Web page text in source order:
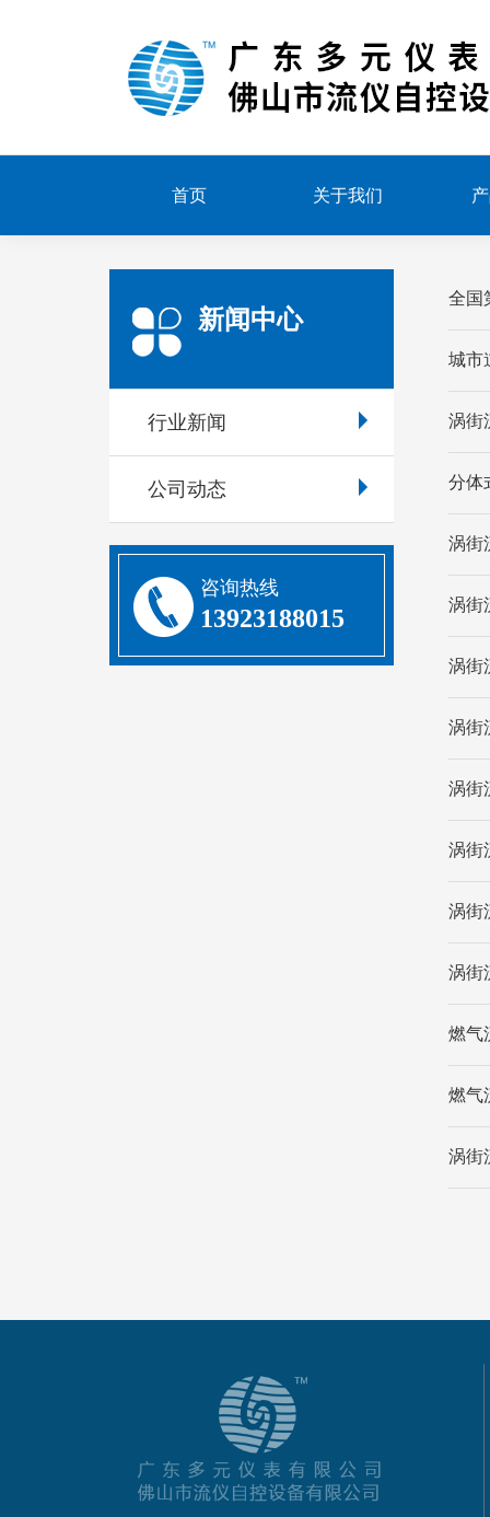
首页 关于我们
新闻中心
行业新闻
公司动态
咨询热线
13923188015
全国
城市
涡街
分体
涡街
涡街
涡街
涡街
涡街
涡街
涡街
涡街
燃气
燃气
涡街